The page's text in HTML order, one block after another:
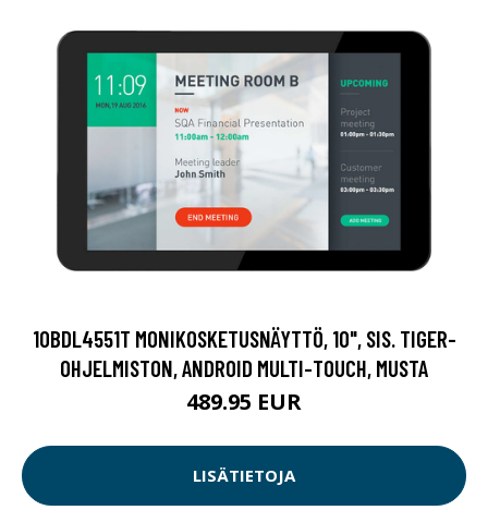
10BDL4551T MONIKOSKETUSNÄYTTÖ, 10", SIS. TIGER-
OHJELMISTON, ANDROID MULTI-TOUCH, MUSTA
489.95 EUR
LISÄTIETOJA